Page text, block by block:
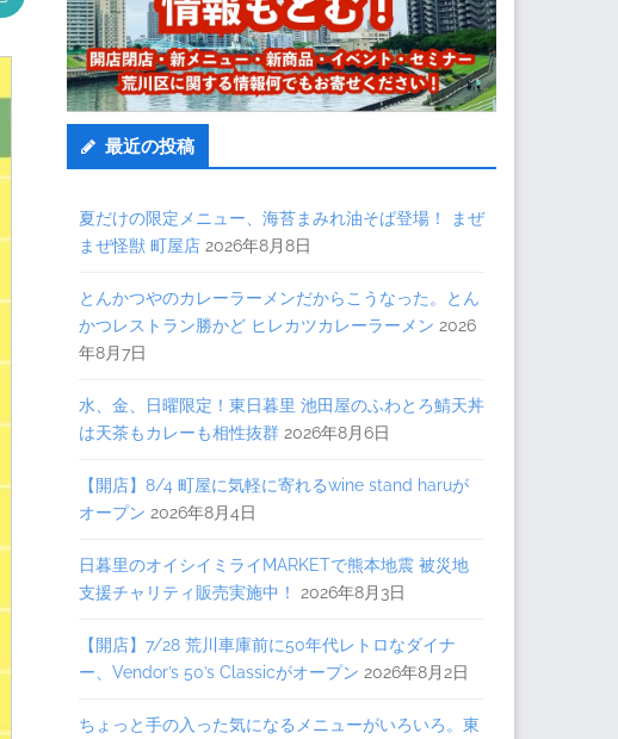
最近の投稿
夏だけの限定メニュー、海苔まみれ油そば登場！ まぜ
まぜ怪獣 町屋店 2026年8月8日
とんかつやのカレーラーメンだからこうなった。とん
かつレストラン勝かど ヒレカツカレーラーメン 2026
年8月7日
水、金、日曜限定！東日暮里 池田屋のふわとろ鯖天丼
は天茶もカレーも相性抜群 2026年8月6日
【開店】8/4 町屋に気軽に寄れるwine stand haruが
オープン 2026年8月4日
日暮里のオイシイミライMARKETで熊本地震 被災地
支援チャリティ販売実施中！
2026年8月3日
【開店】7/28 荒川車庫前に50年代レトロなダイナ
ー、Vendor’s 50’s Classicがオープン 2026年8月2日
ちょっと手の入った気になるメニューがいろいろ。東